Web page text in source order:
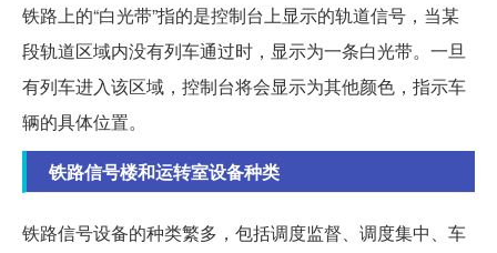
铁路上的“白光带”指的是控制台上显示的轨道信号，当某
段轨道区域内没有列车通过时，显示为一条白光带。一旦
有列车进入该区域，控制台将会显示为其他颜色，指示车
辆的具体位置。
铁路信号楼和运转室设备种类
铁路信号设备的种类繁多，包括调度监督、调度集中、车